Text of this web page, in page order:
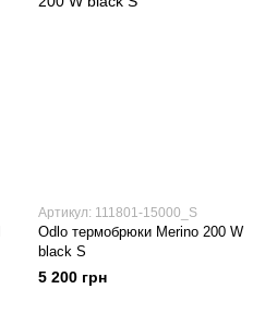
Артикул: 111801-15000_S
Odlo термобрюки Merino 200 W
black S
5 200 грн